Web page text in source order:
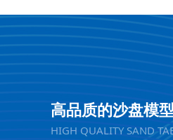
高品质的沙盘模
HIGH QUALITY SAND